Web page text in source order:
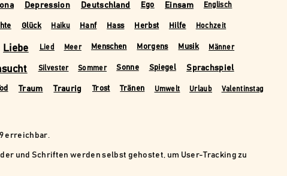
Depression Deutschland Ego Einsam Englisch
Glück Haiku Hanf Hass Herbst Hilfe Hochzeit
Liebe Lied Meer Menschen Morgens Musik Männer
Silvester Sommer Sonne Spiegel Sprachspiel
Traum Traurig Trost Tränen Umwelt Urlaub Valentinstag
erreichbar.
und Schriften werden selbst gehostet, um User-Tracking zu